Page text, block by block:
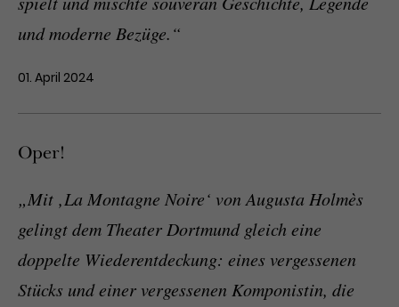
und moderne Bezüge.“
01. April 2024
Oper!
„Mit ‚La Montagne Noire‘ von Augusta Holmès
gelingt dem Theater Dortmund gleich eine
doppelte Wiederentdeckung: eines vergessenen
Stücks und einer vergessenen Komponistin, die